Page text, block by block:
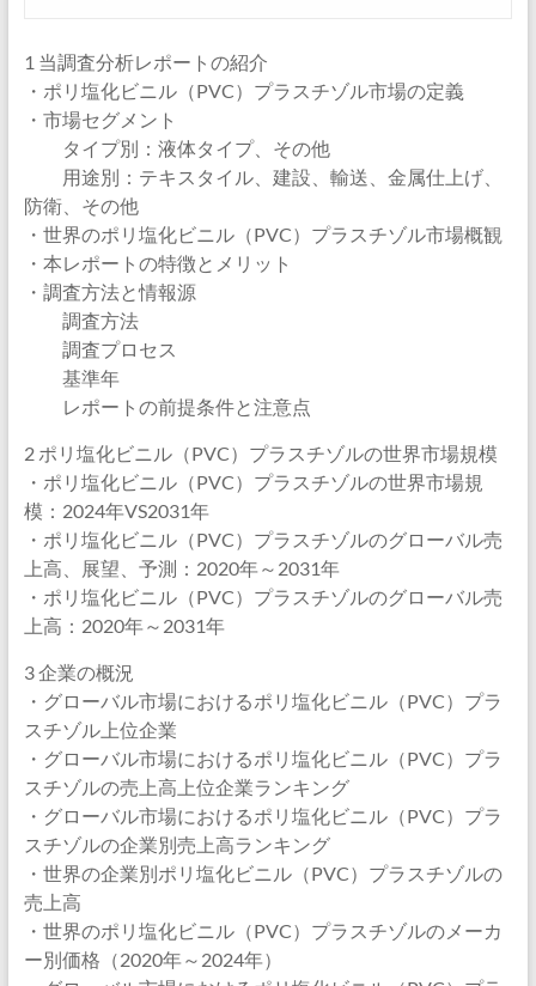
1 当調査分析レポートの紹介
・ポリ塩化ビニル（PVC）プラスチゾル市場の定義
・市場セグメント
タイプ別：液体タイプ、その他
用途別：テキスタイル、建設、輸送、金属仕上げ、
防衛、その他
・世界のポリ塩化ビニル（PVC）プラスチゾル市場概観
・本レポートの特徴とメリット
・調査方法と情報源
調査方法
調査プロセス
基準年
レポートの前提条件と注意点
2 ポリ塩化ビニル（PVC）プラスチゾルの世界市場規模
・ポリ塩化ビニル（PVC）プラスチゾルの世界市場規
模：2024年VS2031年
・ポリ塩化ビニル（PVC）プラスチゾルのグローバル売
上高、展望、予測：2020年～2031年
・ポリ塩化ビニル（PVC）プラスチゾルのグローバル売
上高：2020年～2031年
3 企業の概況
・グローバル市場におけるポリ塩化ビニル（PVC）プラ
スチゾル上位企業
・グローバル市場におけるポリ塩化ビニル（PVC）プラ
スチゾルの売上高上位企業ランキング
・グローバル市場におけるポリ塩化ビニル（PVC）プラ
スチゾルの企業別売上高ランキング
・世界の企業別ポリ塩化ビニル（PVC）プラスチゾルの
売上高
・世界のポリ塩化ビニル（PVC）プラスチゾルのメーカ
ー別価格（2020年～2024年）